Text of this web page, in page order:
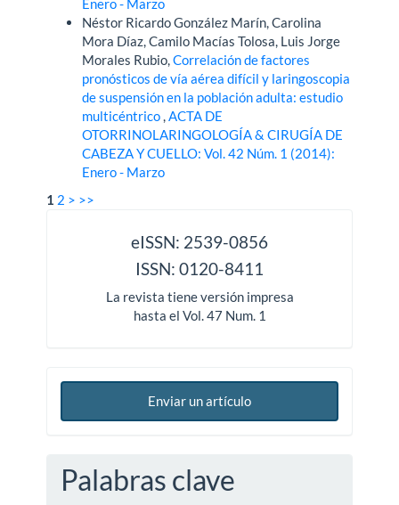
Enero - Marzo
Néstor Ricardo González Marín, Carolina
Mora Díaz, Camilo Macías Tolosa, Luis Jorge
Morales Rubio,Correlación de factores
pronósticos de vía aérea difícil y laringoscopia
de suspensión en la población adulta: estudio
multicéntrico,ACTA DE
OTORRINOLARINGOLOGÍA & CIRUGÍA DE
CABEZA Y CUELLO: Vol. 42 Núm. 1 (2014):
Enero - Marzo
1 2 > >>
eISSN: 2539-0856
ISSN: 0120-8411
La revista tiene versión impresa
hasta el Vol. 47 Num. 1
Enviar un artículo
Palabras clave